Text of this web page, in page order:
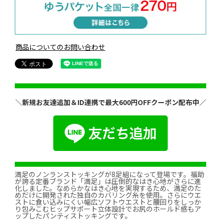
商品についてのお問い合わせ
＼新規お友達追加＆ID連携で最大600円OFFクーポン配布中／
満足のノンランストッキングが8足組になって登場です。福助
が誇る定番ブランド「満足」は圧倒的なはき心地がさらに進
化しました。なめらかなはき心地を実現するため、満足のた
めだけに開発された独自のカバリング糸を使用。さらにウエ
ストに食い込みにくい幅広ソフトウエストと腰回りをしっか
り包みこむヒップサポート立体設計でお尻のホールド感もア
ップしたパンティストッキングです。